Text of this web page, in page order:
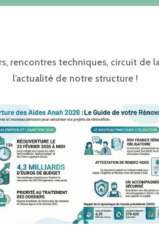
rencontres techniques, circuit de
l’actualité de notre structure !